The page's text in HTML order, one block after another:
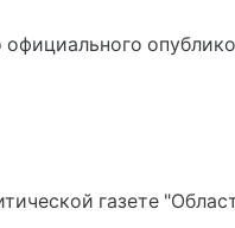
официального
газете